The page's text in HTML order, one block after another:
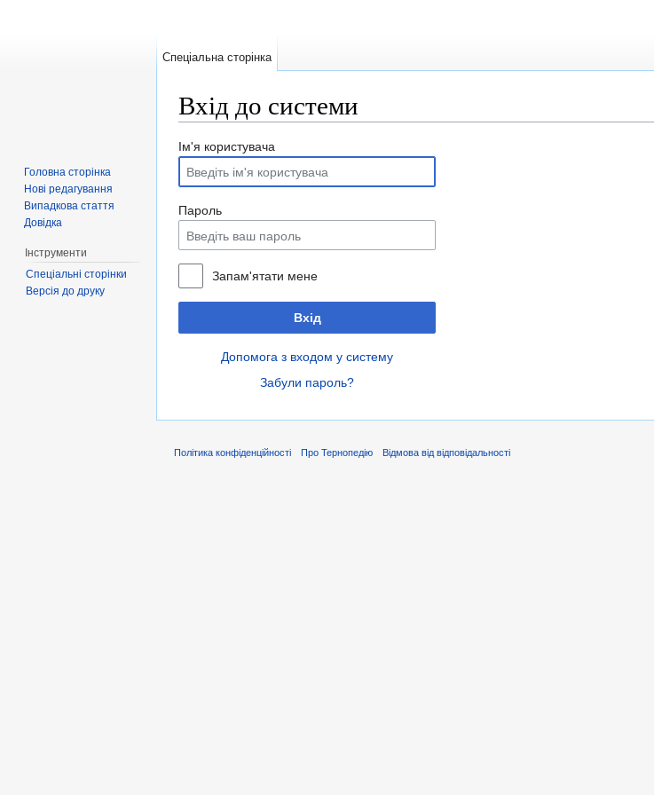
Вхід до системи
Ім'я користувача
Пароль
Запам'ятати мене
Вхід
Допомога з входом у систему
Забули пароль?
Спеціальна сторінка
Головна сторінка
Нові редагування
Випадкова стаття
Довідка
Інструменти
Спеціальні сторінки
Версія до друку
Політика конфіденційності Про Тернопедію Відмова від відповідальності